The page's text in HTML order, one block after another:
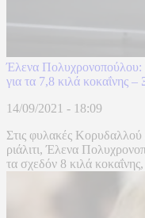
Έλενα Πολυχρονοπούλου:
για τα 7,8 κιλά κοκαΐνης –
14/09/2021 - 18:09
Στις φυλακές
ριάλιτι, Έλενα
τα σχεδόν 8 κιλά